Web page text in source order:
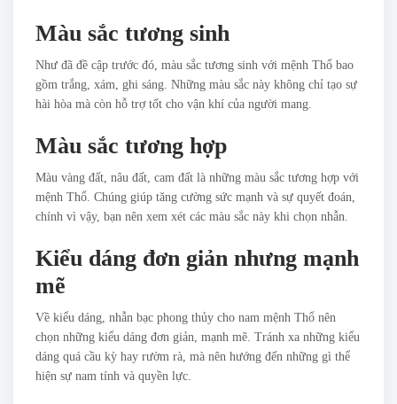
Màu sắc tương sinh
Như đã đề cập trước đó, màu sắc tương sinh với mệnh Thổ bao
gồm trắng, xám, ghi sáng. Những màu sắc này không chỉ tạo sự
hài hòa mà còn hỗ trợ tốt cho vận khí của người mang.
Màu sắc tương hợp
Màu vàng đất, nâu đất, cam đất là những màu sắc tương hợp với
mệnh Thổ. Chúng giúp tăng cường sức mạnh và sự quyết đoán,
chính vì vậy, bạn nên xem xét các màu sắc này khi chọn nhẫn.
Kiểu dáng đơn giản nhưng mạnh
mẽ
Về kiểu dáng, nhẫn bạc phong thủy cho nam mệnh Thổ nên
chọn những kiểu dáng đơn giản, mạnh mẽ. Tránh xa những kiểu
dáng quá cầu kỳ hay rườm rà, mà nên hướng đến những gì thể
hiện sự nam tính và quyền lực.